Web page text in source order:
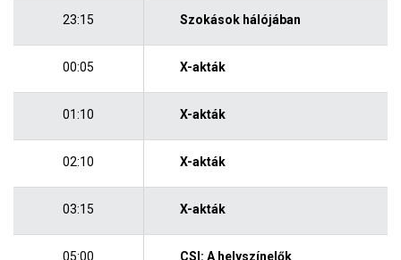
23:15 Szokások hálójában
00:05 X-akták
01:10 X-akták
02:10 X-akták
03:15 X-akták
05:00 CSI: A helyszínelők